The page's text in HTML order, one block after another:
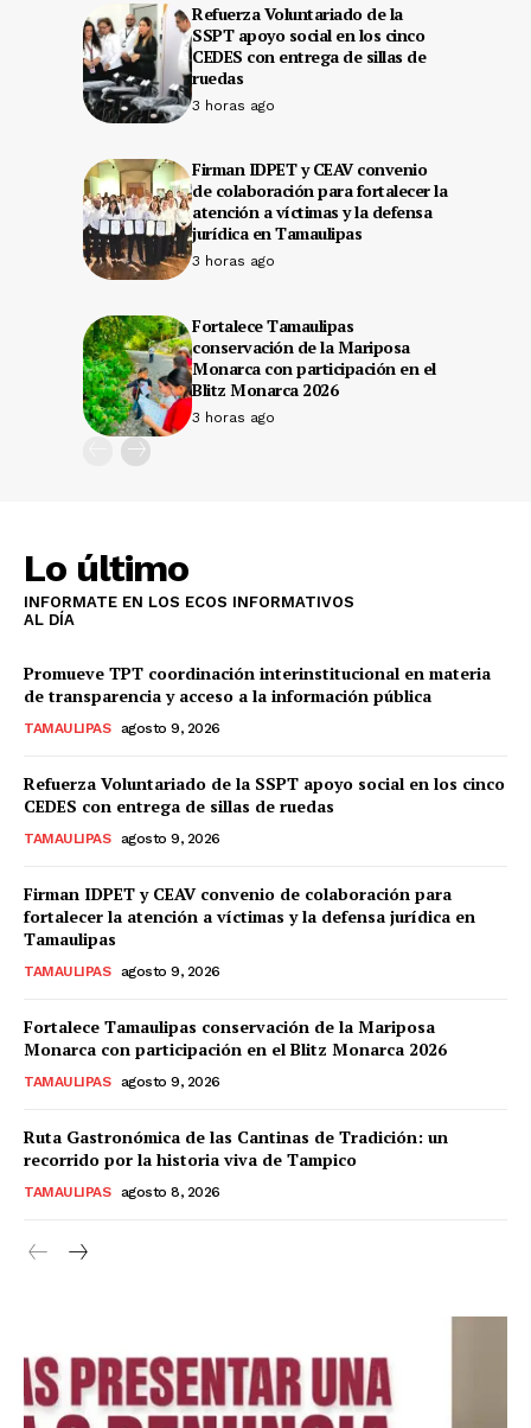
Refuerza Voluntariado de la
SSPT apoyo social en los cinco
CEDES con entrega de sillas de
ruedas
3 horas ago
Firman IDPET y CEAV convenio
de colaboración para fortalecer la
atención a víctimas y la defensa
jurídica en Tamaulipas
3 horas ago
Fortalece Tamaulipas
conservación de la Mariposa
Monarca con participación en el
Blitz Monarca 2026
3 horas ago
Lo último
INFORMATE EN LOS ECOS INFORMATIVOS
AL DÍA
Promueve TPT coordinación interinstitucional en materia
de transparencia y acceso a la información pública
TAMAULIPAS agosto 9, 2026
Refuerza Voluntariado de la SSPT apoyo social en los cinco
CEDES con entrega de sillas de ruedas
TAMAULIPAS agosto 9, 2026
Firman IDPET y CEAV convenio de colaboración para
fortalecer la atención a víctimas y la defensa jurídica en
Tamaulipas
TAMAULIPAS agosto 9, 2026
Fortalece Tamaulipas conservación de la Mariposa
Monarca con participación en el Blitz Monarca 2026
TAMAULIPAS agosto 9, 2026
Ruta Gastronómica de las Cantinas de Tradición: un
recorrido por la historia viva de Tampico
TAMAULIPAS agosto 8, 2026